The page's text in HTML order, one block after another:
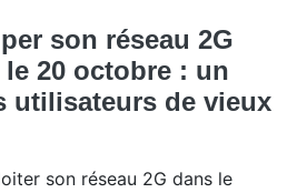
son réseau 2G
20 octobre : un
utilisateurs de vieux
son réseau 2G dans le